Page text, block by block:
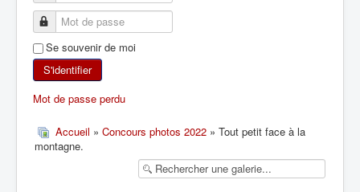
ALPINISME
SKI DE RANDONNÉE
RANDONNÉE SPORTIVE
Se souvenir de moi
S'identifier
Mot de passe perdu
Accueil » Concours photos 2022 » Tout petit face à la
montagne.